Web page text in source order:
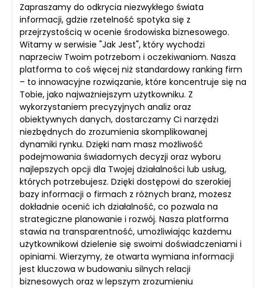
Zapraszamy do odkrycia niezwykłego świata
informacji, gdzie rzetelność spotyka się z
przejrzystością w ocenie środowiska biznesowego.
Witamy w serwisie "Jak Jest", który wychodzi
naprzeciw Twoim potrzebom i oczekiwaniom. Nasza
platforma to coś więcej niż standardowy ranking firm
– to innowacyjne rozwiązanie, które koncentruje się na
Tobie, jako najważniejszym użytkowniku. Z
wykorzystaniem precyzyjnych analiz oraz
obiektywnych danych, dostarczamy Ci narzędzi
niezbędnych do zrozumienia skomplikowanej
dynamiki rynku. Dzięki nam masz możliwość
podejmowania świadomych decyzji oraz wyboru
najlepszych opcji dla Twojej działalności lub usług,
których potrzebujesz. Dzięki dostępowi do szerokiej
bazy informacji o firmach z różnych branż, możesz
dokładnie ocenić ich działalność, co pozwala na
strategiczne planowanie i rozwój. Nasza platforma
stawia na transparentność, umożliwiając każdemu
użytkownikowi dzielenie się swoimi doświadczeniami i
opiniami. Wierzymy, że otwarta wymiana informacji
jest kluczowa w budowaniu silnych relacji
biznesowych oraz w lepszym zrozumieniu